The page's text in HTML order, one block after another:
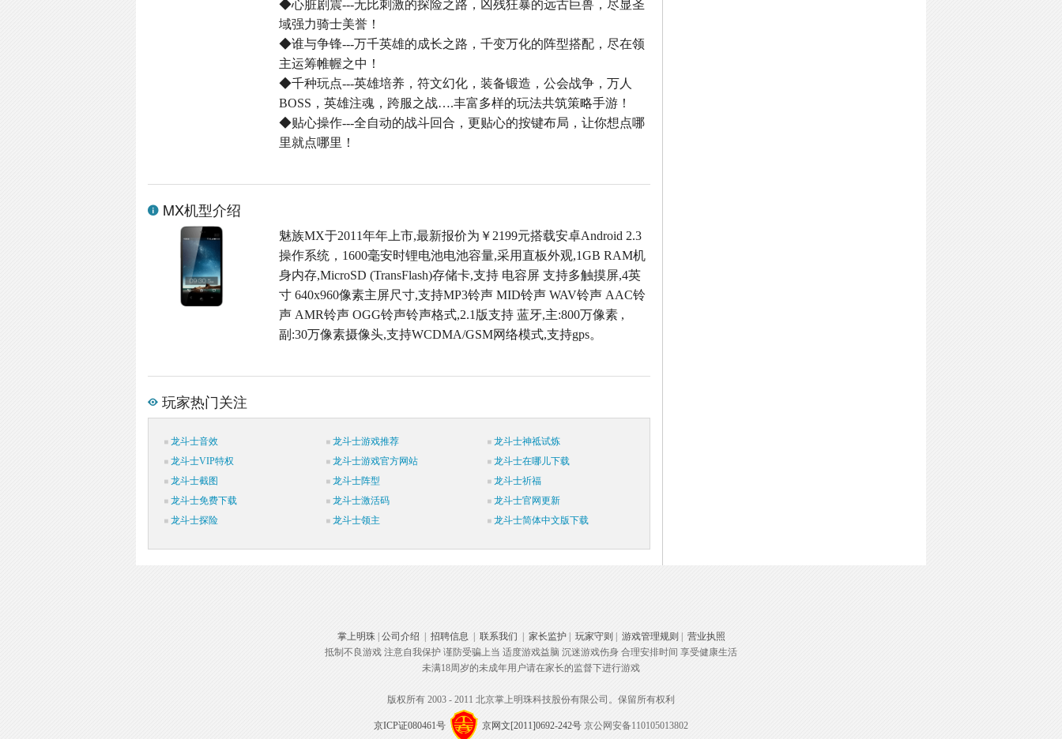
◆心脏剧震---无比刺激的探险之路，凶残狂暴的远古巨兽，尽显圣
域强力骑士美誉！
◆谁与争锋---万千英雄的成长之路，千变万化的阵型搭配，尽在领
主运筹帷幄之中！
◆千种玩点---英雄培养，符文幻化，装备锻造，公会战争，万人
BOSS，英雄注魂，跨服之战….丰富多样的玩法共筑策略手游！
◆贴心操作---全自动的战斗回合，更贴心的按键布局，让你想点哪
里就点哪里！
MX机型介绍
魅族MX于2011年年上市,最新报价为￥2199元搭载安卓Android 2.3
操作系统，1600毫安时锂电池电池容量,采用直板外观,1GB RAM机
身内存,MicroSD (TransFlash)存储卡,支持 电容屏 支持多触摸屏,4英
寸 640x960像素主屏尺寸,支持MP3铃声 MID铃声 WAV铃声 AAC铃
声 AMR铃声 OGG铃声铃声格式,2.1版支持 蓝牙,主:800万像素 ,
副:30万像素摄像头,支持WCDMA/GSM网络模式,支持gps。
玩家热门关注
龙斗士音效 龙斗士游戏推荐
龙斗士神祗试炼
龙斗士VIP特权
龙斗士游戏官方网站
龙斗士在哪儿下载
龙斗士截图
龙斗士阵型
龙斗士祈福
龙斗士免费下载
龙斗士激活码
龙斗士官网更新
龙斗士探险
龙斗士领主 龙斗士简体中文版下载
掌上明珠| 公司介绍 招聘信息 联系我们 家长监护| 玩家守则 游戏管理规则
营业执照
抵制不良游戏 注意自我保护 谨防受骗上当 适度游戏益脑 沉迷游戏伤身 合理安排时间 享受健康生活
未满18周岁的未成年用户请在家长的监督下进行游戏
版权所有 2003 - 2011 北京掌上明珠科技股份有限公司。保留所有权利
京ICP证080461号 京网文[2011]0692-242号 京公网安备110105013802